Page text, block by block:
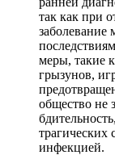
так как при
заболевание
меры, такие
грызунов,
общество не
трагических
инфекцией.